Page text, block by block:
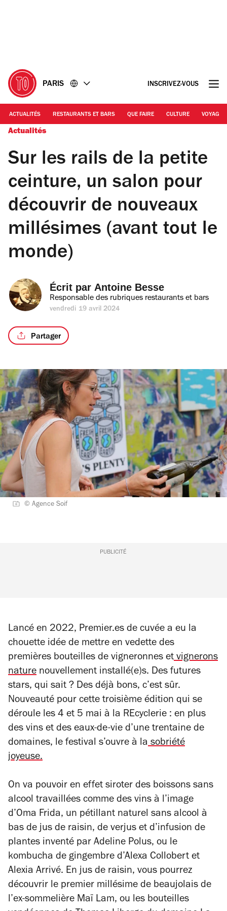
PARIS INSCRIVEZ-VOUS
ACTUALITÉS RESTAURANTS ET BARS QUE FAIRE CULTURE VOYAGE
Actualités
Sur les rails de la petite
ceinture, un salon pour
découvrir de nouveaux
millésimes (avant tout le
monde)
Écrit par Antoine Besse
Responsable des rubriques restaurants et bars
vendredi 19 avril 2024
Partager
© Agence Soif
PUBLICITÉ
Lancé en 2022, Premier.es de cuvée a eu la
chouette idée de mettre en vedette des
premières bouteilles de vigneronnes etvignerons
nature nouvellement installé(e)s. Des futures
stars, qui sait ? Des déjà bons, c’est sûr.
Nouveauté pour cette troisième édition qui se
déroule les 4 et 5 mai à la REcyclerie : en plus
des vins et des eaux-de-vie d’une trentaine de
domaines, le festival s’ouvre à la sobriété
joyeuse.
On va pouvoir en effet siroter des boissons sans
alcool travaillées comme des vins à l’image
d’Oma Frida, un pétillant naturel sans alcool à
bas de jus de raisin, de verjus et d’infusion de
plantes inventé par Adeline Polus, ou le
kombucha de gingembre d’Alexa Collobert et
Alexia Arrivé. En jus de raisin, vous pourrez
découvrir le premier millésime de beaujolais de
l’ex-sommelière Maï Lam, ou les bouteilles